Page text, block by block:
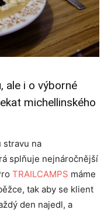
ale i o výborné
michellinského
stravu na
splňuje nejnáročnější
TRAILCAMPS máme
tak aby se klient
den najedl, a